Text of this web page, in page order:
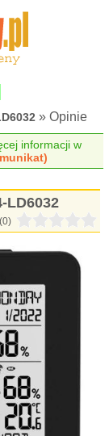
» Opinie
informacji w
LD6032
(0)